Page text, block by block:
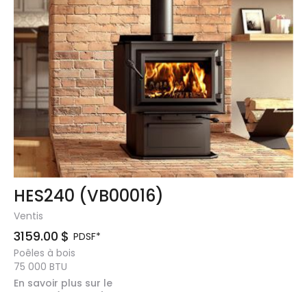
HES240 (VB00016)
Ventis
3159.00 $ PDSF*
Poêles à bois
75 000 BTU
En savoir plus sur le